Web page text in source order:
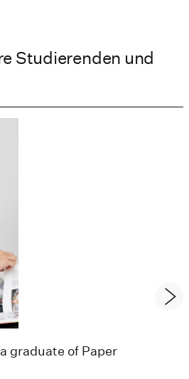
Studierenden und
graduate of Paper